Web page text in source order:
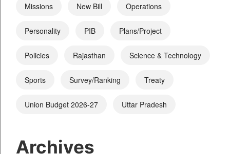
Missions New Bill Operations
Personality PIB Plans/Project
Policies Rajasthan Science & Technology
Sports Survey/Ranking Treaty
Union Budget 2026-27 Uttar Pradesh
Archives